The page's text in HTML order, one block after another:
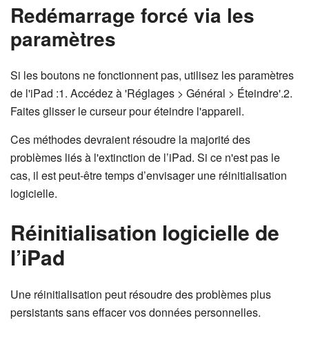
Redémarrage forcé via les
paramètres
Si les boutons ne fonctionnent pas, utilisez les paramètres
de l'iPad :1. Accédez à 'Réglages > Général > Éteindre'.2.
Faites glisser le curseur pour éteindre l'appareil.
Ces méthodes devraient résoudre la majorité des
problèmes liés à l'extinction de l’iPad. Si ce n'est pas le
cas, il est peut-être temps d’envisager une réinitialisation
logicielle.
Réinitialisation logicielle de
l’iPad
Une réinitialisation peut résoudre des problèmes plus
persistants sans effacer vos données personnelles.